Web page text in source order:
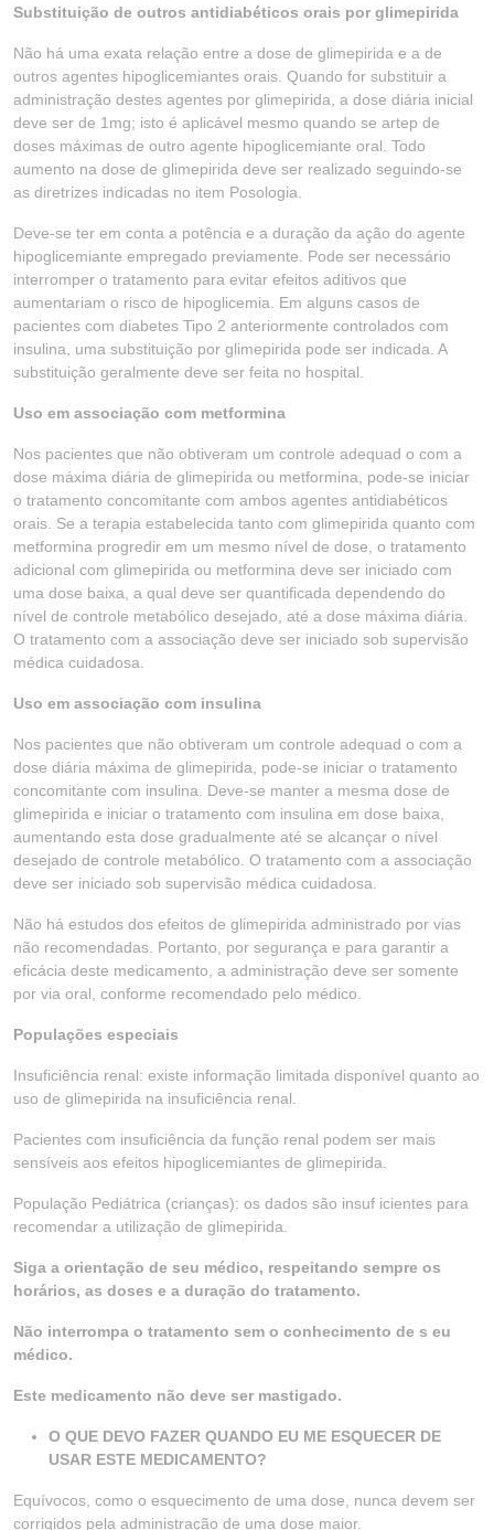
Substituição de outros antidiabéticos orais por glimepirida
Não há uma exata relação entre a dose de glimepirida e a de
outros agentes hipoglicemiantes orais. Quando for substituir a
administração destes agentes por glimepirida, a dose diária inicial
deve ser de 1mg; isto é aplicável mesmo quando se artep de
doses máximas de outro agente hipoglicemiante oral. Todo
aumento na dose de glimepirida deve ser realizado seguindo-se
as diretrizes indicadas no item Posologia.
Deve-se ter em conta a potência e a duração da ação do agente
hipoglicemiante empregado previamente. Pode ser necessário
interromper o tratamento para evitar efeitos aditivos que
aumentariam o risco de hipoglicemia. Em alguns casos de
pacientes com diabetes Tipo 2 anteriormente controlados com
insulina, uma substituição por glimepirida pode ser indicada. A
substituição geralmente deve ser feita no hospital.
Uso em associação com metformina
Nos pacientes que não obtiveram um controle adequad o com a
dose máxima diária de glimepirida ou metformina, pode-se iniciar
o tratamento concomitante com ambos agentes antidiabéticos
orais. Se a terapia estabelecida tanto com glimepirida quanto com
metformina progredir em um mesmo nível de dose, o tratamento
adicional com glimepirida ou metformina deve ser iniciado com
uma dose baixa, a qual deve ser quantificada dependendo do
nível de controle metabólico desejado, até a dose máxima diária.
O tratamento com a associação deve ser iniciado sob supervisão
médica cuidadosa.
Uso em associação com insulina
Nos pacientes que não obtiveram um controle adequad o com a
dose diária máxima de glimepirida, pode-se iniciar o tratamento
concomitante com insulina. Deve-se manter a mesma dose de
glimepirida e iniciar o tratamento com insulina em dose baixa,
aumentando esta dose gradualmente até se alcançar o nível
desejado de controle metabólico. O tratamento com a associação
deve ser iniciado sob supervisão médica cuidadosa.
Não há estudos dos efeitos de glimepirida administrado por vias
não recomendadas. Portanto, por segurança e para garantir a
eficácia deste medicamento, a administração deve ser somente
por via oral, conforme recomendado pelo médico.
Populações especiais
Insuficiência renal: existe informação limitada disponível quanto ao
uso de glimepirida na insuficiência renal.
Pacientes com insuficiência da função renal podem ser mais
sensíveis aos efeitos hipoglicemiantes de glimepirida.
População Pediátrica (crianças): os dados são insuf icientes para
recomendar a utilização de glimepirida.
Siga a orientação de seu médico, respeitando sempre os
horários, as doses e a duração do tratamento.
Não interrompa o tratamento sem o conhecimento de s eu
médico.
Este medicamento não deve ser mastigado.
O QUE DEVO FAZER QUANDO EU ME ESQUECER DE
USAR ESTE MEDICAMENTO?
Equívocos, como o esquecimento de uma dose, nunca devem ser
corrigidos pela administração de uma dose maior.